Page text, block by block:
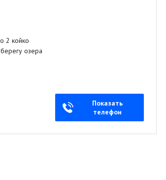
2 койко
озера
Показать
телефон